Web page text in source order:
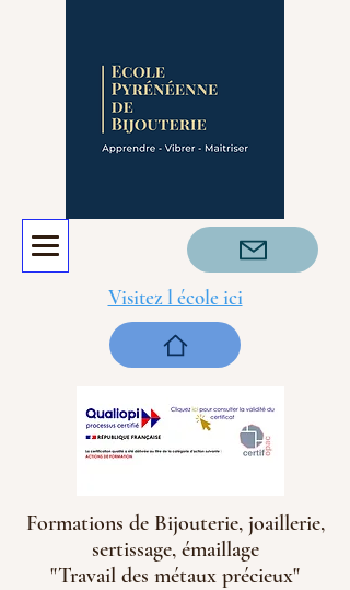
Formations de Bijouterie, joaillerie,
sertissage, émaillage
"Travail des métaux précieux"
Visitez l école ici